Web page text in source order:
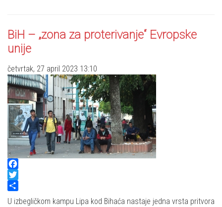
BiH – „zona za proterivanje“ Evropske
unije
četvrtak, 27 april 2023 13:10
Facebook
Twitter
Share
U izbegličkom kampu Lipa kod Bihaća nastaje jedna vrsta pritvora